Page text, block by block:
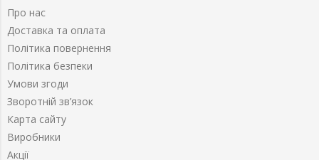
Про нас
Доставка та оплата
Політика повернення
Політика безпеки
Умови згоди
Зворотній зв’язок
Карта сайту
Виробники
Акції